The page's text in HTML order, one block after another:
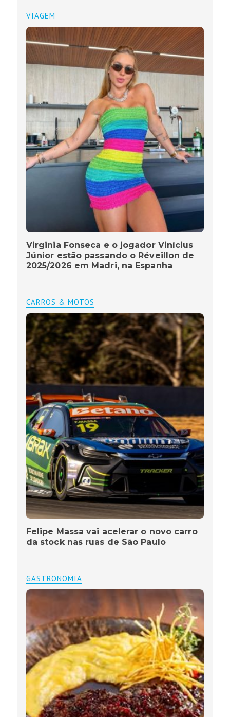
VIAGEM
Virginia Fonseca e o jogador Vinícius
Júnior estão passando o Réveillon de
2025/2026 em Madri, na Espanha
CARROS & MOTOS
Felipe Massa vai acelerar o novo carro
da stock nas ruas de São Paulo
GASTRONOMIA